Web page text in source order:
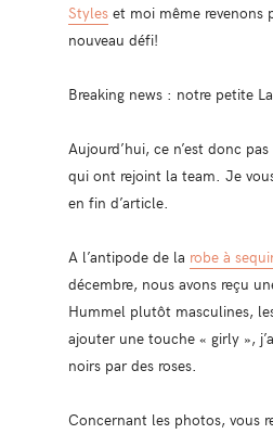
Styleset moi même revenons
nouveau défi!
Breaking news : notre petite
Aujourd’hui, ce n’est donc
qui ont rejoint la team. Je
en fin d’article.
A l’antipode de la robe à
décembre, nous avons reçu
Hummel plutôt masculines,
ajouter une touche « girly »,
noirs par des roses.
Concernant les photos, vous